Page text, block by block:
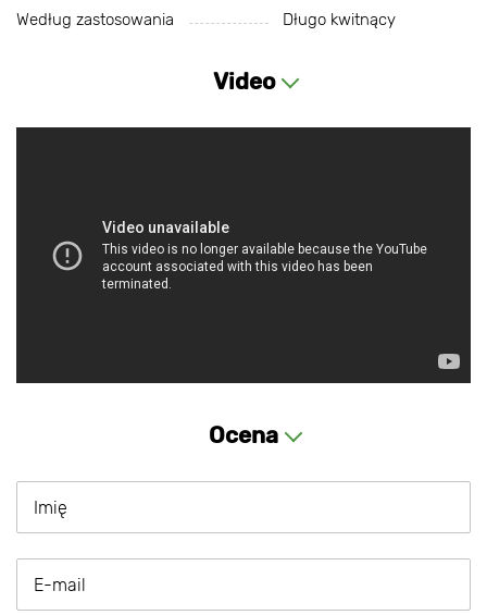
Według zastosowania Długo kwitnący
Video
Ocena